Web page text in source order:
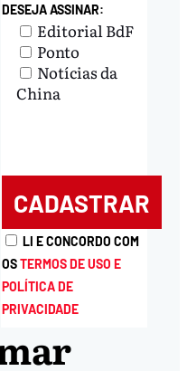
DESEJA ASSINAR:
Editorial BdF
Ponto
Notícias da
China
LI E CONCORDO COM
OSTERMOS DE USO E
POLÍTICA DE
PRIVACIDADE